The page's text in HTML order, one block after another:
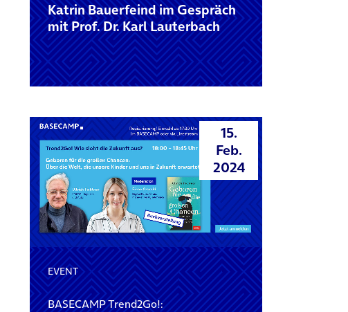
Katrin Bauerfeind im Gespräch
mit Prof. Dr. Karl Lauterbach
15.
Feb.
2024
EVENT
BASECAMP Trend2Go!: